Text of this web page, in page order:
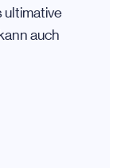
ultimative
auch